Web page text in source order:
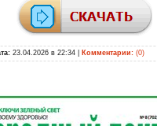
23.04.2026 в 22:34 Комментарии: (0)